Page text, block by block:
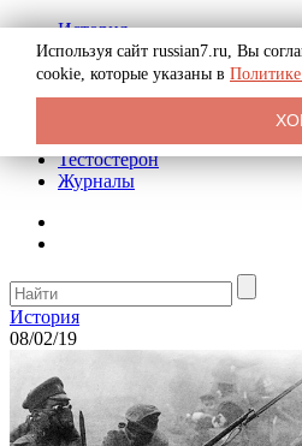
История
Биография
Криминал
Реклама на сайте
Тестостерон
Журналы
История
08/02/19
Используя сайт russian7.ru, Вы
cookie, которые указаны в